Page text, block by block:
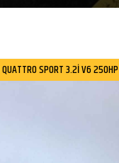
SPORT 3.2I V6 250HP